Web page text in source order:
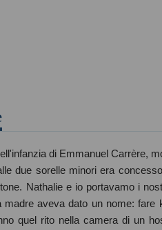
di Emmanuel Carrère,
due sorelle minori era
Nathalie e io portavamo i
madre aveva dato un nome:
quel rito nella camera di un